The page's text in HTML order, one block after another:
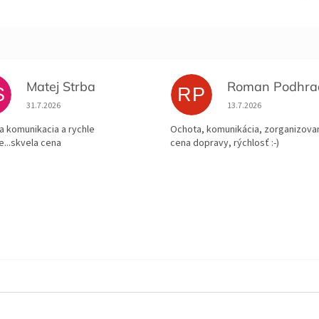
Matej Strba
Hodnotenie obchodu je 5 z 5 hviezdičiek.
31.7.2026
komunikacia a rychle
cena
RP Hodnotenie
13.7.2026
Ochota, komunikácia,
cena dopravy, rýchlosť :-)